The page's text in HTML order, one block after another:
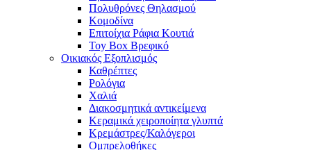
Πολυθρόνες Θηλασμού
Κομοδίνα
Επιτοίχια Ράφια Κουτιά
Toy Box Βρεφικό
Οικιακός Εξοπλισμός
Καθρέπτες
Ρολόγια
Χαλιά
Διακοσμητικά αντικείμενα
Κεραμικά χειροποίητα γλυπτά
Κρεμάστρες/Καλόγεροι
Ομπρελοθήκες